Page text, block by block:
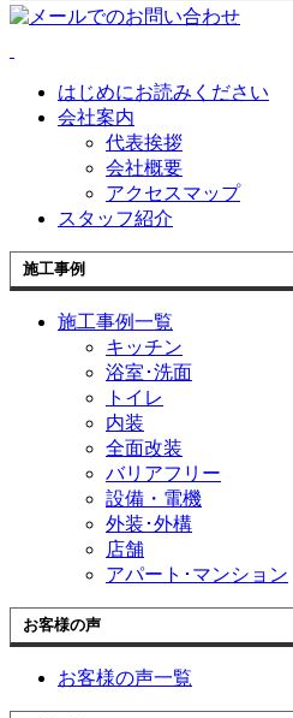
はじめにお読みください
会社案内
代表挨拶
会社概要
アクセスマップ
スタッフ紹介
施工事例
施工事例一覧
キッチン
浴室･洗面
トイレ
内装
全面改装
バリアフリー
設備・電機
外装･外構
店舗
アパート･マンション
お客様の声
お客様の声一覧